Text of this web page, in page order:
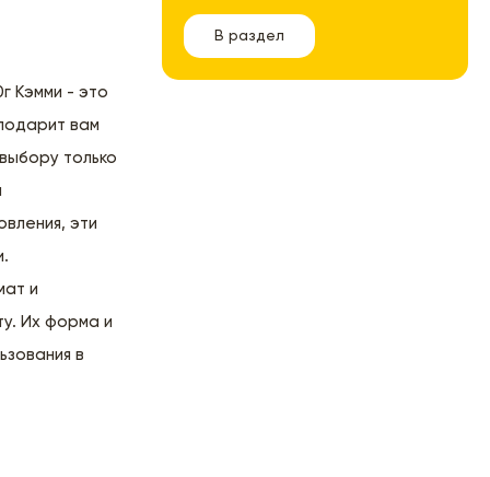
Кэмми - это
вам
только
эти
и
Их форма и
в
В раздел